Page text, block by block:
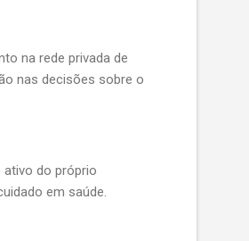
na rede privada de
nas decisões sobre o
do próprio
em saúde.